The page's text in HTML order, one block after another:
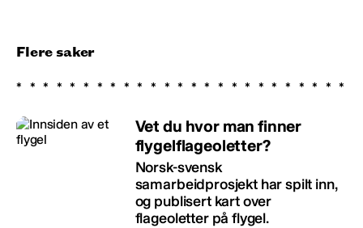
Flere saker
Vet du hvor man finner
flygelflageoletter?
Norsk-svensk
samarbeidprosjekt har spilt inn,
og publisert kart over
flageoletter på flygel.